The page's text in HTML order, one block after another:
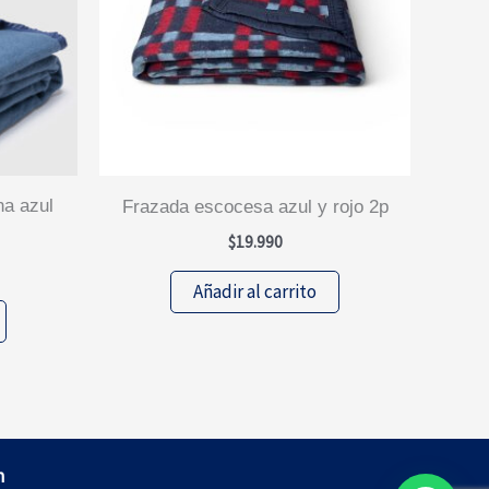
frazada escocesa azul y rojo 2p
$19.990
Añadir al carrito